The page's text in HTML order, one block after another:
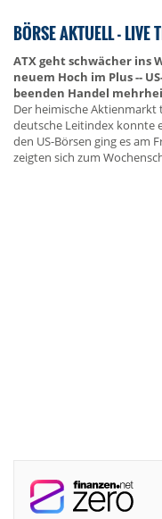
BÖRSE AKTUELL - LIVE
ATX geht schwächer ins
neuem Hoch im Plus --
beenden Handel
Der heimische
deutsche Leitindex konnte
den US-Börsen ging es am
zeigten sich zum